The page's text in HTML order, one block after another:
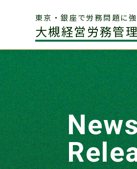
東京・銀座で労務問題に
大槻経営労務管